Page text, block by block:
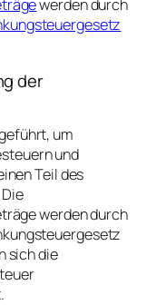
werden durch
der
um
und
Teil des
werden durch
sich die